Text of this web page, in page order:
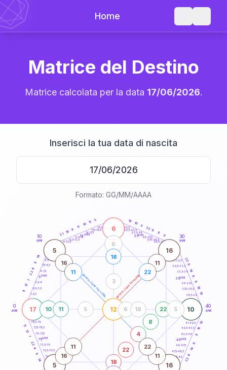
Home
Matrice del Destino
Matrice calcolata per la data 17/06/2026.
Inserisci la tua data di nascita
Formato: GG/MM/AAAA
generazione maschile generazione femminile
0
anni
10
anni
30
anni
40
anni
1-2,5
2,5-3,5
3,5-4
6-7,5
7,5-8,5
8,5-9
11-12,5
12,5-13,5
13,5-14
16-17,5
17,5-18,5
18,5-19
21-22,5
22,5-23,5
23,5-24
26-27,5
27,5-28,5
28,5-29
31-32,5
32,5-33,5
33,5-34
36-37,5
37,5-38,5
38,5-39
41-42,5
42,5-43,5
43,5-44
46-47,5
47,5-48,5
48,5-49
71-72,5
72,5-73,5
73,5-74
76-77,5
77,5-78,5
78,5-79
11
12
7
22
4
9
14
21
16
9
11
10
17 5 16
10
5
22 6
11
9
22
6
14
8
8
18
10
10
18
8
8
14
6
22
14
9
4
22
7
12
11
17
6
10
12
5 16
5 16
18
22
4
8
22
10
6
5
11
18
6 18
5
3
16
11
11
22
16
11
11
22
5anni
15 anni 25anni
35anni
45anni
75anni